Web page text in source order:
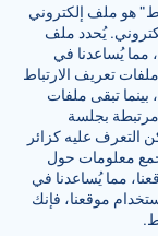
هو ملف إلكتروني
يُحدد ملف
مما يُساعدنا في
تعريف الارتباط
بينما تبقى ملفات
بجلسة
التعرف عليه كزائر
جمع معلومات حول
مما يُساعدنا في
موقعنا، فإنك